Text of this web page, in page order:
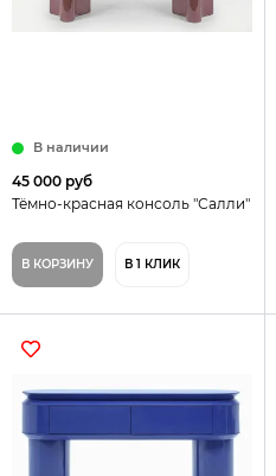
В наличии
45 000 руб
Тёмно-красная консоль "Салли"
В КОРЗИНУ В 1 КЛИК